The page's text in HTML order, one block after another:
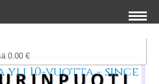
0.00 €
10-vuotta - since